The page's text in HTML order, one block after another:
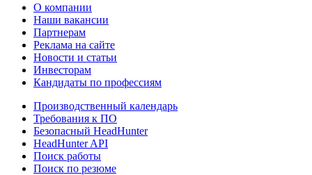
О компании
Наши вакансии
Партнерам
Реклама на сайте
Новости и статьи
Инвесторам
Кандидаты по профессиям
Производственный календарь
Требования к ПО
Безопасный HeadHunter
HeadHunter API
Поиск работы
Поиск по резюме